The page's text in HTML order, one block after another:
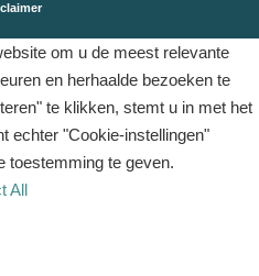
om u de meest relevante
en herhaalde bezoeken te
te klikken, stemt u in met het
echter "Cookie-instellingen"
toestemming te geven.
All